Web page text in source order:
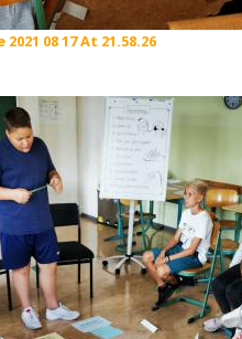
08 17 At 21.58.26